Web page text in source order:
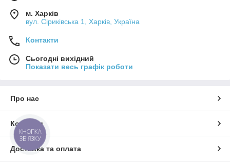
м. Харків
вул. Сіриківська 1, Харків, Україна
Контакти
Сьогодні вихідний
Показати весь графік роботи
Про нас
Контакти
Доставка та оплата
КНОПКА
ЗВ'ЯЗКУ